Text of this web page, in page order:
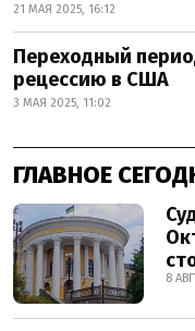
21 МАЯ 2025, 16:12
Переходный
рецессию в США
3 МАЯ 2025, 11:02
ГЛАВНОЕ
8